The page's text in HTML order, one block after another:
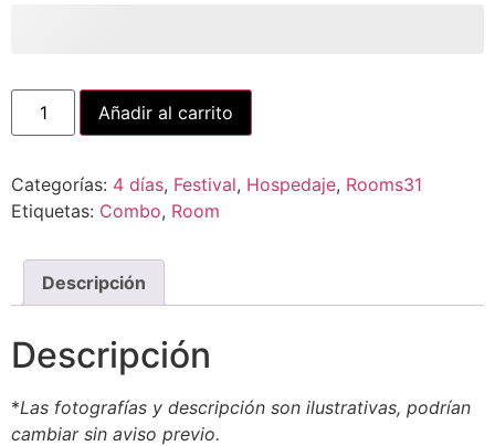
Añadir al carrito
Categorías: 4 días, Festival, Hospedaje, Rooms31
Etiquetas: Combo, Room
Descripción
Descripción
*Las fotografías y descripción son ilustrativas, podrían
cambiar sin aviso previo.